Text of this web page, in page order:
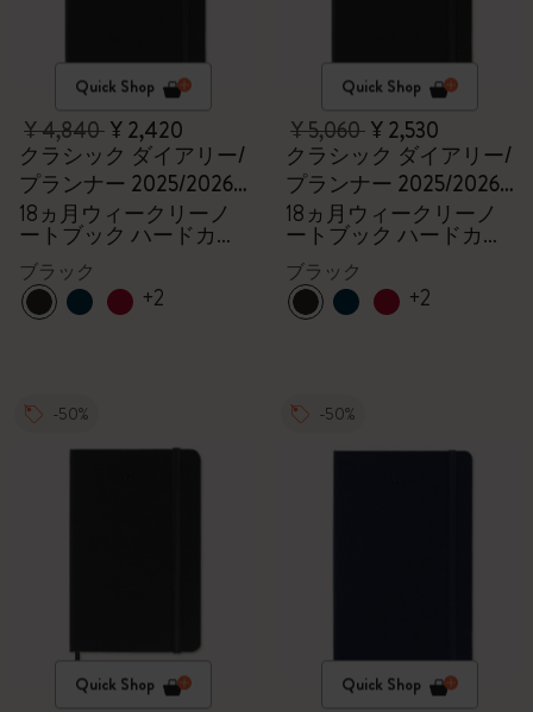
Quick Shop
¥ 4,840¥ 2,420
クラシック ダイアリー/
プランナー 2025/2026
ラージ
18ヵ月ウィークリーノ
ートブック ハードカバ
ー ブラック
ブラック
+2
Quick Shop
¥ 5,060¥ 2,530
クラシック ダイアリー/
プランナー 2025/2026
ラージ
18ヵ月ウィークリーノ
ートブック ハードカバ
ー ブラック
ブラック
+2
-50%
Quick Shop
-50%
Quick Shop